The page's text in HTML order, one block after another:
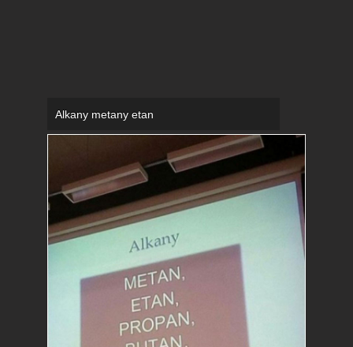
Alkany metany etan